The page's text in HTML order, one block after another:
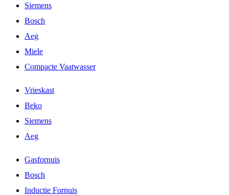
Siemens
Bosch
Aeg
Miele
Compacte Vaatwasser
Vrieskast
Beko
Siemens
Aeg
Gasfornuis
Bosch
Inductie Fornuis